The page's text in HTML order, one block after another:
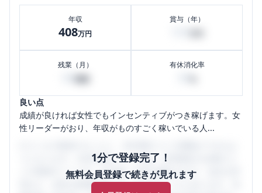
年収
408万円
賞与（年）
残業（月）
60
有休消化率
良い点
成績が良ければ女性でもインセンティブがつき稼げます。女
性リーダーがおり、年収がものすごく稼いでいる人...
1分で登録完了！
無料会員登録で続きが見れます
うになります。SHEHUB(シーハブ)は、女性限定の企業口コ
ミの投稿サイトです。給与面・女性の働きやすさ・会社の評
判など、女性の転職は気にすべき点がたくさんあります。先